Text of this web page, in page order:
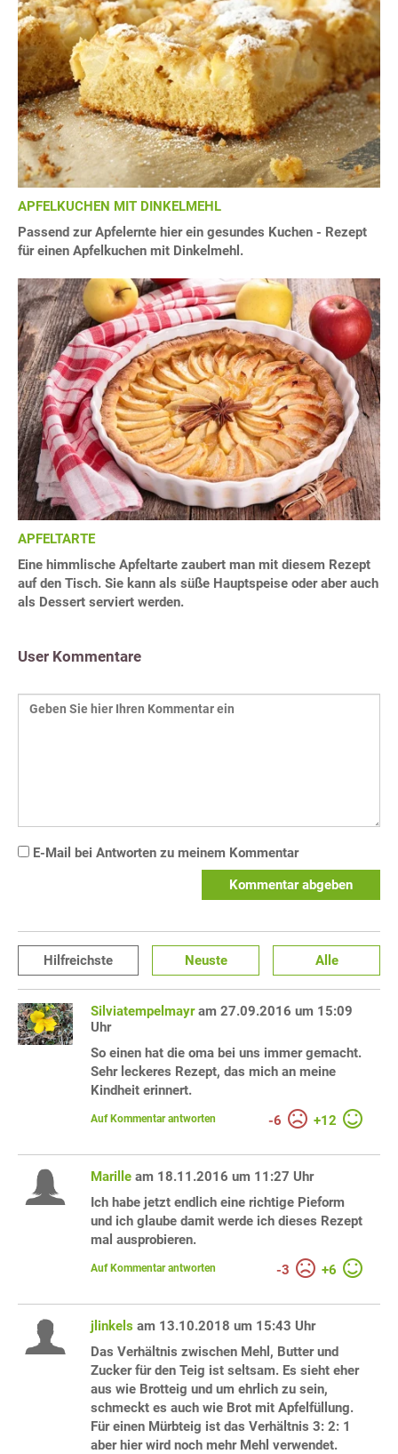
APFELKUCHEN MIT DINKELMEHL
Passend zur Apfelernte hier ein gesundes Kuchen - Rezept
für einen Apfelkuchen mit Dinkelmehl.
APFELTARTE
Eine himmlische Apfeltarte zaubert man mit diesem Rezept
auf den Tisch. Sie kann als süße Hauptspeise oder aber auch
als Dessert serviert werden.
User Kommentare
E-Mail bei Antworten zu meinem Kommentar
Kommentar abgeben
Hilfreichste Neuste Alle
Silviatempelmayr am 27.09.2016 um 15:09
Uhr
So einen hat die oma bei uns immer gemacht.
Sehr leckeres Rezept, das mich an meine
Kindheit erinnert.
-6 +12
Auf Kommentar antworten
Marille am 18.11.2016 um 11:27 Uhr
Ich habe jetzt endlich eine richtige Pieform
und ich glaube damit werde ich dieses Rezept
mal ausprobieren.
-3 +6
Auf Kommentar antworten
jlinkels am 13.10.2018 um 15:43 Uhr
Das Verhältnis zwischen Mehl, Butter und
Zucker für den Teig ist seltsam. Es sieht eher
aus wie Brotteig und um ehrlich zu sein,
schmeckt es auch wie Brot mit Apfelfüllung.
Für einen Mürbteig ist das Verhältnis 3: 2: 1
aber hier wird noch mehr Mehl verwendet.